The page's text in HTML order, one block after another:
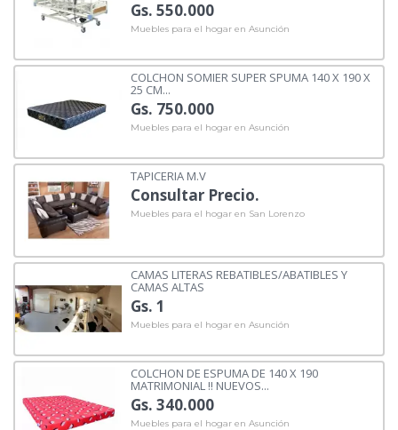
Gs. 550.000
Muebles para el hogar en Asunción
COLCHON SOMIER SUPER SPUMA 140 X 190 X
25 CM...
Gs. 750.000
Muebles para el hogar en Asunción
TAPICERIA M.V
Consultar Precio.
Muebles para el hogar en San Lorenzo
CAMAS LITERAS REBATIBLES/ABATIBLES Y
CAMAS ALTAS
Gs. 1
Muebles para el hogar en Asunción
COLCHON DE ESPUMA DE 140 X 190
MATRIMONIAL !! NUEVOS...
Gs. 340.000
Muebles para el hogar en Asunción